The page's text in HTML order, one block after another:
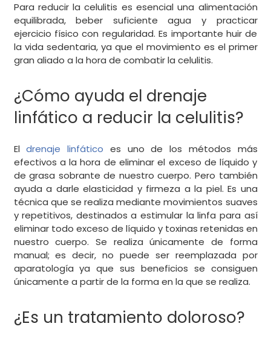
Para reducir la celulitis es esencial una alimentación
equilibrada, beber suficiente agua y practicar
ejercicio físico con regularidad. Es importante huir de
la vida sedentaria, ya que el movimiento es el primer
gran aliado a la hora de combatir la celulitis.
¿Cómo ayuda el drenaje
linfático a reducir la celulitis?
Eldrenaje linfático es uno de los métodos más
efectivos a la hora de eliminar el exceso de líquido y
de grasa sobrante de nuestro cuerpo. Pero también
ayuda a darle elasticidad y firmeza a la piel. Es una
técnica que se realiza mediante movimientos suaves
y repetitivos, destinados a estimular la linfa para así
eliminar todo exceso de líquido y toxinas retenidas en
nuestro cuerpo. Se realiza únicamente de forma
manual; es decir, no puede ser reemplazada por
aparatología ya que sus beneficios se consiguen
únicamente a partir de la forma en la que se realiza.
¿Es un tratamiento doloroso?